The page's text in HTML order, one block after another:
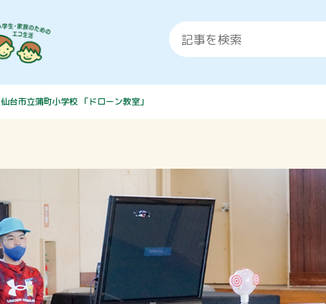
仙台市立蒲町小学校 「ドローン教室」